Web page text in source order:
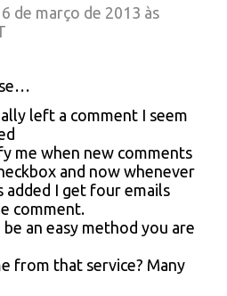
de março de 2013 às
left a comment I seem
me when new comments
and now whenever
added I get four emails
comment.
an easy method you are
from that service? Many